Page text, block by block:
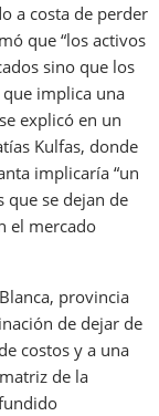
a costa de perder
que “los activos
sino que los
implica una
explicó en un
Kulfas, donde
implicaría “un
se dejan de
el mercado
provincia
de dejar de
costos y a una
de la